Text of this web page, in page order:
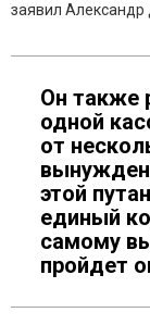
заявил Александр
Он также
одной
от
вынужден
этой
единый
самому
пройдет